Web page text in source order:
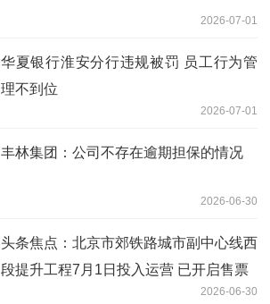
2026-07-01
华夏银行淮安分行违规被罚 员工行为管
理不到位
2026-07-01
丰林集团：公司不存在逾期担保的情况
2026-06-30
头条焦点：北京市郊铁路城市副中心线西
段提升工程7月1日投入运营 已开启售票
2026-06-30